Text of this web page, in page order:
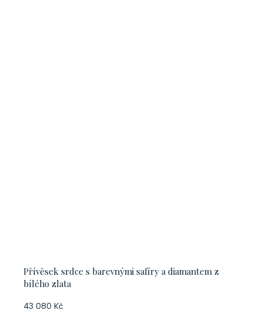
Přívěsek srdce s barevnými safíry a diamantem z
bílého zlata
43 080 Kč